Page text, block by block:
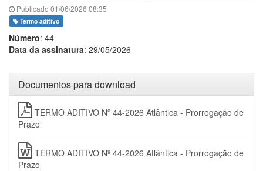
Publicado 01/06/2026 08:35
Termo aditivo
Número: 44
Data da assinatura: 29/05/2026
Documentos para download
TERMO ADITIVO Nº 44-2026 Atlântica - Prorrogação de
Prazo
TERMO ADITIVO Nº 44-2026 Atlântica - Prorrogação de
Prazo